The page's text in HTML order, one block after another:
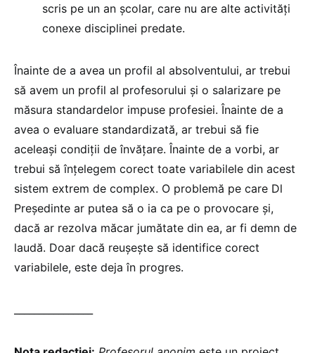
scris pe un an școlar, care nu are alte activități
conexe disciplinei predate.
Înainte de a avea un profil al absolventului, ar trebui
să avem un profil al profesorului și o salarizare pe
măsura standardelor impuse profesiei. Înainte de a
avea o evaluare standardizată, ar trebui să fie
aceleași condiții de învățare. Înainte de a vorbi, ar
trebui să înțelegem corect toate variabilele din acest
sistem extrem de complex. O problemă pe care Dl
Președinte ar putea să o ia ca pe o provocare și,
dacă ar rezolva măcar jumătate din ea, ar fi demn de
laudă. Doar dacă reușește să identifice corect
variabilele, este deja în progres.